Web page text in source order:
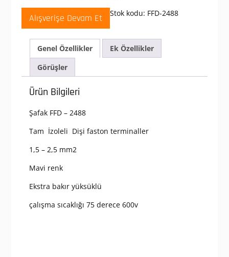
Alışverişe Devam Et Stok kodu: FFD-2488
Genel Özellikler
Ek Özellikler
Görüşler
Ürün Bilgileri
Şafak FFD – 2488
Tam İzoleli Dişi faston terminaller
1,5 – 2,5 mm2
Mavi renk
Ekstra bakır yüksüklü
çalışma sıcaklığı 75 derece 600v